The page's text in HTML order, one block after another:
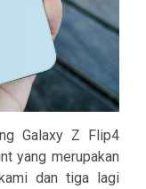
Galaxy Z Flip4
yang merupakan
dan tiga lagi